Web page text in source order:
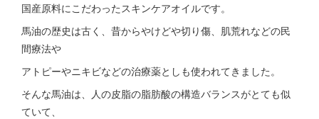
国産原料にこだわったスキンケアオイルです。
馬油の歴史は古く、昔からやけどや切り傷、肌荒れなどの民
間療法や
アトピーやニキビなどの治療薬としも使われてきました。
そんな馬油は、人の皮脂の脂肪酸の構造バランスがとても似
ていて、